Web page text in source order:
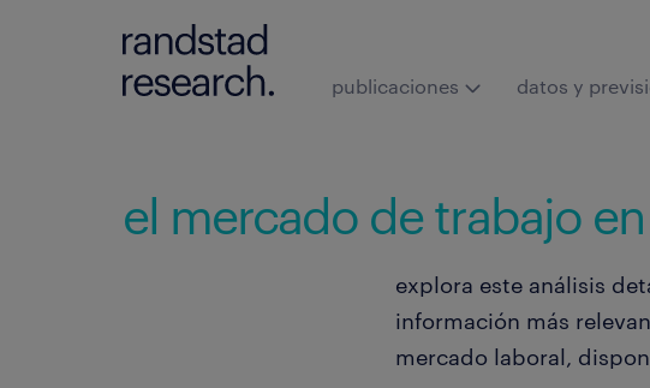
publicaciones datos y
el mercado de trabajo
explora este análisis
información más
mercado laboral,